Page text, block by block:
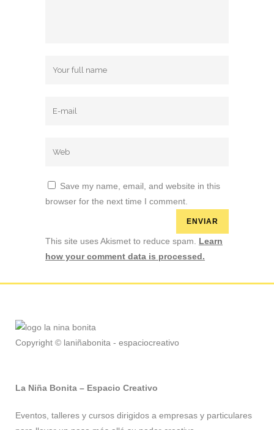
Save my name, email, and website in this
browser for the next time I comment.
This site uses Akismet to reduce spam. Learn
how your comment data is processed.
Copyright © laniñabonita - espaciocreativo
La Niña Bonita – Espacio Creativo
Eventos, talleres y cursos dirigidos a empresas y particulares